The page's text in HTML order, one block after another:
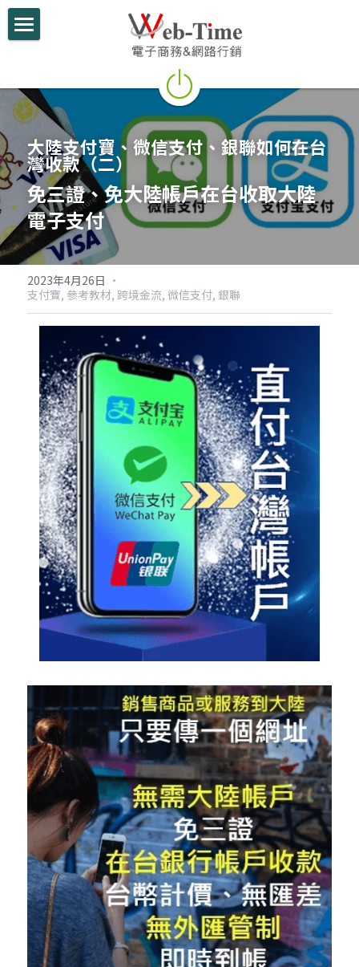
電商學堂
跨境電商
跨境行銷
微信行銷
網路開店
電商部落格
行動支付整合
跨境電商實績
聯絡我們
搜索
大陸支付寶、微信支付、銀聯如何在台
灣收款（二）
免三證、免大陸帳戶在台收取大陸
電子支付
2023年4月26日 ·
支付寶, 參考教材, 跨境金流, 微信支付, 銀聯